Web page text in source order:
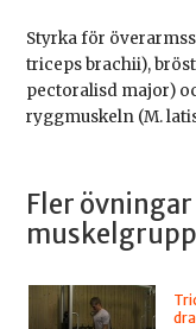
Styrka för
triceps brachii),
pectoralisd major)
ryggmuskeln (M.
Fler